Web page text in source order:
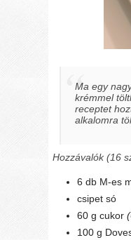
Ma egy
krémmel
receptet
alkalomra
Hozzávalók (16
6 db M-es
csipet só
60 g cukor
100 g